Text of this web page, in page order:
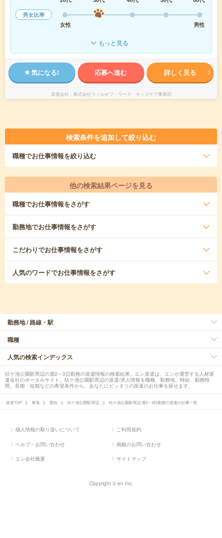
男女比率
女性
男性
もっと見る
気になる! 応募へ進む 詳しく見る
派遣会社 株式会社ウィルオブ・ワーク キッズケア事業部
検索条件を追加して絞り込む
職種でお仕事情報を絞り込む
他の検索結果ページを見る
職種でお仕事情報をさがす
勤務地でお仕事情報をさがす
こだわりでお仕事情報をさがす
人気のワードでお仕事情報をさがす
勤務地 / 路線・駅
職種
人気の検索インデックス
杁ケ池公園駅周辺の週2～3日勤務の派遣情報の検索結果。エン派遣は、エンが運営する人材派
遣会社のポータルサイト。杁ケ池公園駅周辺の派遣/求人情報を職種、勤務地、時給、勤務時
間、長期・短期などの希望条件から、あなたにピッタリの派遣のお仕事を探せます。
派遣TOP 東海 愛知 杁ケ池公園駅周辺 杁ケ池公園駅周辺 週2～3日勤務の派遣の仕事一覧
個人情報の取り扱いについて ご利用規約
ヘルプ・お問い合わせ 掲載のお問い合わせ
エン会社概要 サイトマップ
Copyright © en Inc.